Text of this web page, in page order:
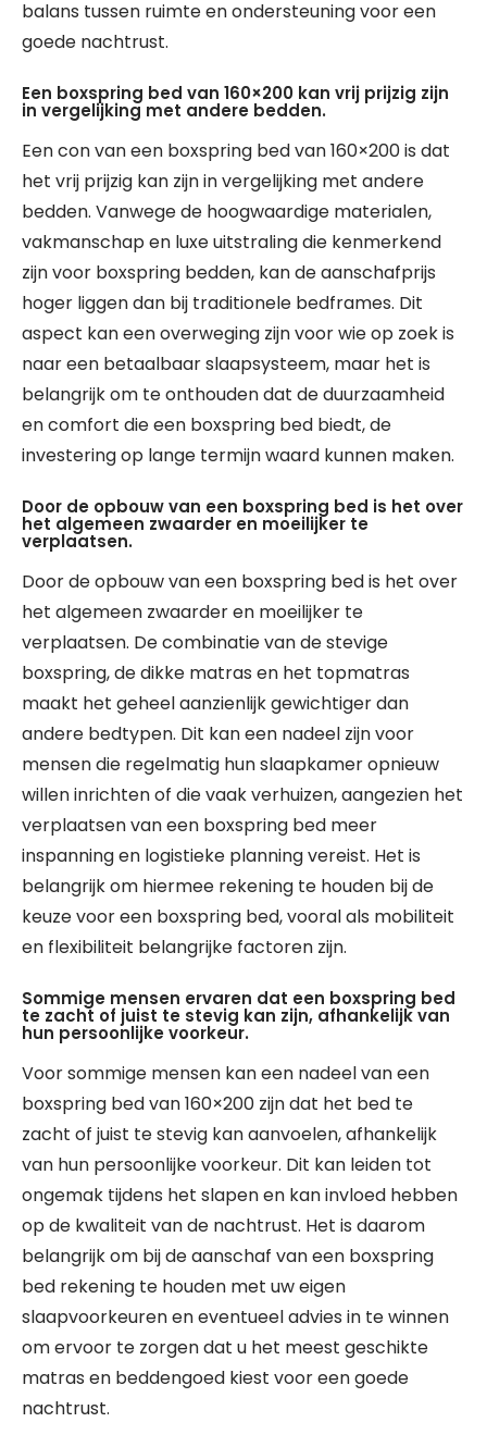
balans tussen ruimte en ondersteuning voor een
goede nachtrust.
Een boxspring bed van 160×200 kan vrij prijzig zijn
in vergelijking met andere bedden.
Een con van een boxspring bed van 160×200 is dat
het vrij prijzig kan zijn in vergelijking met andere
bedden. Vanwege de hoogwaardige materialen,
vakmanschap en luxe uitstraling die kenmerkend
zijn voor boxspring bedden, kan de aanschafprijs
hoger liggen dan bij traditionele bedframes. Dit
aspect kan een overweging zijn voor wie op zoek is
naar een betaalbaar slaapsysteem, maar het is
belangrijk om te onthouden dat de duurzaamheid
en comfort die een boxspring bed biedt, de
investering op lange termijn waard kunnen maken.
Door de opbouw van een boxspring bed is het over
het algemeen zwaarder en moeilijker te
verplaatsen.
Door de opbouw van een boxspring bed is het over
het algemeen zwaarder en moeilijker te
verplaatsen. De combinatie van de stevige
boxspring, de dikke matras en het topmatras
maakt het geheel aanzienlijk gewichtiger dan
andere bedtypen. Dit kan een nadeel zijn voor
mensen die regelmatig hun slaapkamer opnieuw
willen inrichten of die vaak verhuizen, aangezien het
verplaatsen van een boxspring bed meer
inspanning en logistieke planning vereist. Het is
belangrijk om hiermee rekening te houden bij de
keuze voor een boxspring bed, vooral als mobiliteit
en flexibiliteit belangrijke factoren zijn.
Sommige mensen ervaren dat een boxspring bed
te zacht of juist te stevig kan zijn, afhankelijk van
hun persoonlijke voorkeur.
Voor sommige mensen kan een nadeel van een
boxspring bed van 160×200 zijn dat het bed te
zacht of juist te stevig kan aanvoelen, afhankelijk
van hun persoonlijke voorkeur. Dit kan leiden tot
ongemak tijdens het slapen en kan invloed hebben
op de kwaliteit van de nachtrust. Het is daarom
belangrijk om bij de aanschaf van een boxspring
bed rekening te houden met uw eigen
slaapvoorkeuren en eventueel advies in te winnen
om ervoor te zorgen dat u het meest geschikte
matras en beddengoed kiest voor een goede
nachtrust.